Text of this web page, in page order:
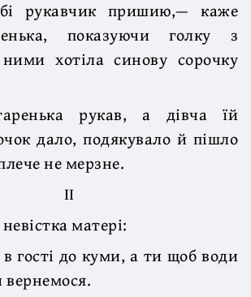
рукавчик пришию,— каже
показуючи голку з
хотіла синову сорочку
рукав, а дівча їй
дало, подякувало й пішло
не мерзне.
II
матері:
гості до куми, а ти щоб води
вернемося.